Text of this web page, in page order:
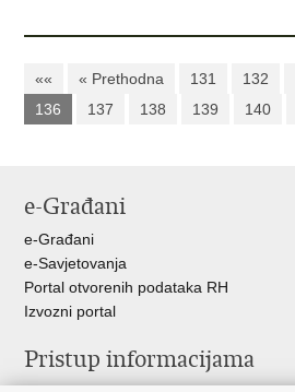
«« « Prethodna 131 132
136
137 138 139 140
e-Građani
e-Građani
e-Savjetovanja
Portal otvorenih podataka RH
Izvozni portal
Pristup informacijama